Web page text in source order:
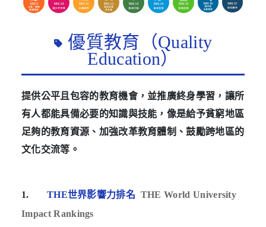
優質教育（Quality
Education）
提供公平且包容的教育機會，並推廣終身學習，讓所
有人都能具備必要的知識與技能，像是給予貧窮地區
足夠的教育資源、加強改革教育體制、鼓勵跨地區的
文化交流等。
1. THE世界影響力排名 THE World University
Impact Rankings